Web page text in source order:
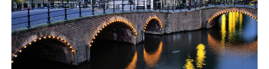
Oceanía
Ofertas Larga distancia
- Régimen: AD